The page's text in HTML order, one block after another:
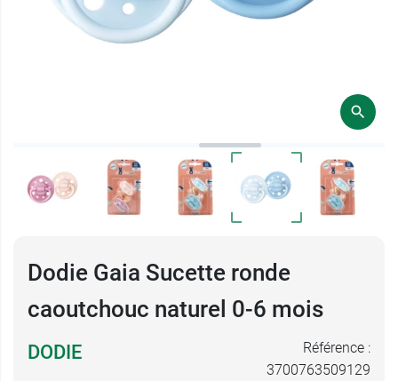
Dodie Gaia Sucette ronde
caoutchouc naturel 0-6 mois
DODIE
Référence :
3700763509129